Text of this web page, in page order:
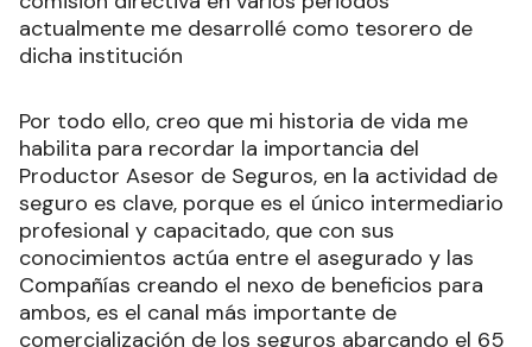
actualmente me desarrollé como tesorero de
dicha institución
Por todo ello, creo que mi historia de vida me
habilita para recordar la importancia del
Productor Asesor de Seguros, en la actividad de
seguro es clave, porque es el único intermediario
profesional y capacitado, que con sus
conocimientos actúa entre el asegurado y las
Compañías creando el nexo de beneficios para
ambos, es el canal más importante de
comercialización de los seguros abarcando el 65